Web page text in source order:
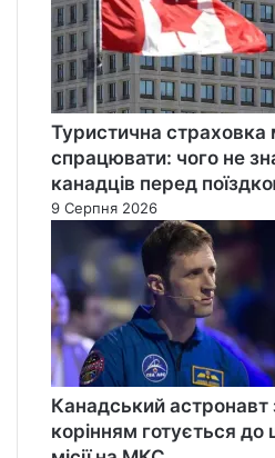
Туристична
спрацювати: чого не
канадців перед
9 Серпня 2026
Канадський астронавт
корінням готується до